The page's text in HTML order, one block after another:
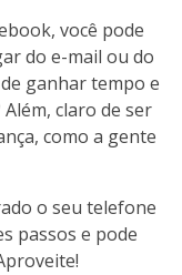
você pode
do e-mail ou do
ganhar tempo e
claro de ser
como a gente
o seu telefone
passos e pode